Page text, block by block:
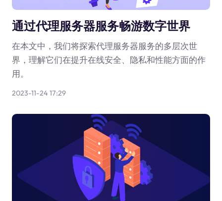
通过代理服务器服务畅游数字世界
在本文中，我们将探索代理服务器服务的多层次世
界，理解它们在提升在线安全、隐私和性能方面的作
用。
2023-11-24 17:29